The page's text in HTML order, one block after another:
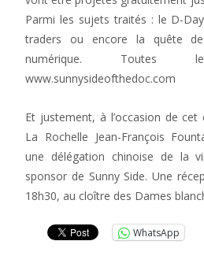
Parmi les sujets traités : le D-
traders ou encore la quête de
numérique.
www.sunnysideofthedoc.com
Et justement, à l’occasion de
La Rochelle Jean-François
une délégation chinoise de la
sponsor de Sunny Side. Une
18h30, au cloître des Dames
WhatsApp